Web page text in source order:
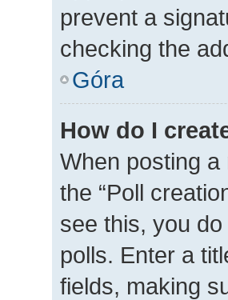
prevent a
checking the
Góra
How do I
When posting
the “Poll
see this, you
polls. Enter a
fields, making